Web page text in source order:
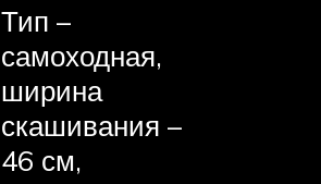
Тип –
самоходная,
ширина
скашивания –
46 см,